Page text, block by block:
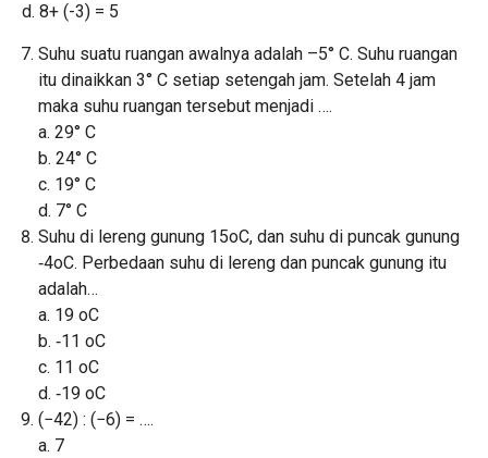
d. 8+ (-3) = 5
Suhu suatu ruangan awalnya adalah –5° C. Suhu ruangan
itu dinaikkan 3° C setiap setengah jam. Setelah 4 jam
maka suhu ruangan tersebut menjadi ….
a. 29° C
b. 24° C
c. 19° C
d. 7° C
Suhu di lereng gunung 15oC, dan suhu di puncak gunung
‐4oC. Perbedaan suhu di lereng dan puncak gunung itu
adalah…
a. 19 oC
b. ‐11 oC
c. 11 oC
d. ‐19 oC
(−42) : (−6) = ….
a. 7